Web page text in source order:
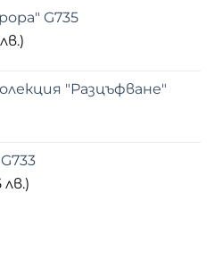
G735
"Разцъфване"
лв.)